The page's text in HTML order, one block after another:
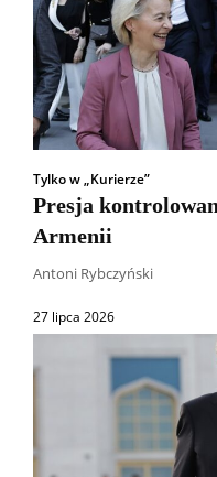
Tylko w „Kurierze”
Presja
Armenii
Antoni Rybczyński
27 lipca 2026